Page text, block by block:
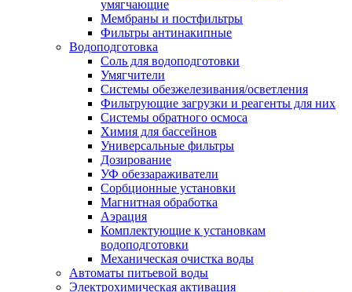
умягчающие
Мембраны и постфильтры
Фильтры антинакипные
Водоподготовка
Соль для водоподготовки
Умягчители
Системы обезжелезивания/осветления
Фильтрующие загрузки и реагенты для них
Системы обратного осмоса
Химия для бассейнов
Универсальные фильтры
Дозирование
УФ обеззараживатели
Сорбционные установки
Магнитная обработка
Аэрация
Комплектующие к установкам
водоподготовки
Механическая очистка воды
Автоматы питьевой воды
Электрохимическая активация